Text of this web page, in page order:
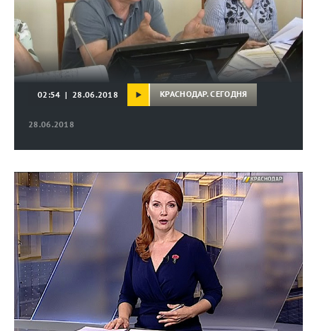
28.06.2018
02:54 | 28.06.2018 КРАСНОДАР. СЕГОДНЯ